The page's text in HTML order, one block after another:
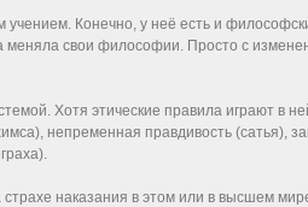
Конечно, у неё есть и
меняла свои философии. Просто с
Хотя этические правила играют
непременная правдивость (сатья),
наказания в этом или в высшем